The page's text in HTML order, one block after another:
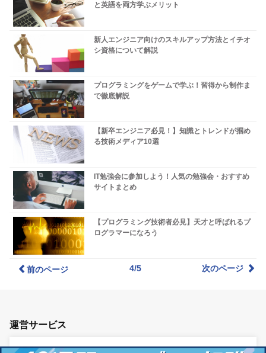
と英語を両方学ぶメリット
新人エンジニア向けのスキルアップ方法とイチオ
シ資格について解説
プログラミングをゲームで学ぶ！習得から制作ま
で徹底解説
【新卒エンジニア必見！】知識とトレンドが掴め
る技術メディア10選
IT勉強会に参加しよう！人気の勉強会・おすすめ
サイトまとめ
【プログラミング技術者必見】天才と呼ばれるプ
ログラマーになろう
前のページ 4/5 次のページ
運営サービス